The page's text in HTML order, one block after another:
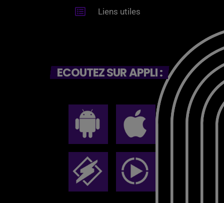
Liens utiles
ECOUTEZ SUR APPLI :